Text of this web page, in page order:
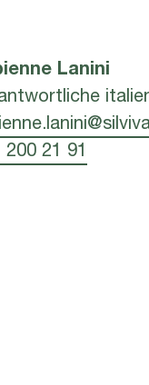
Lanini
200 21 91